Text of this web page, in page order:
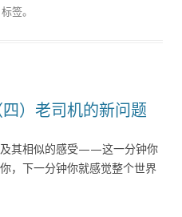
标签。
四）老司机的新问题
及其相似的感受——这一分钟你
，下一分钟你就感觉整个世界